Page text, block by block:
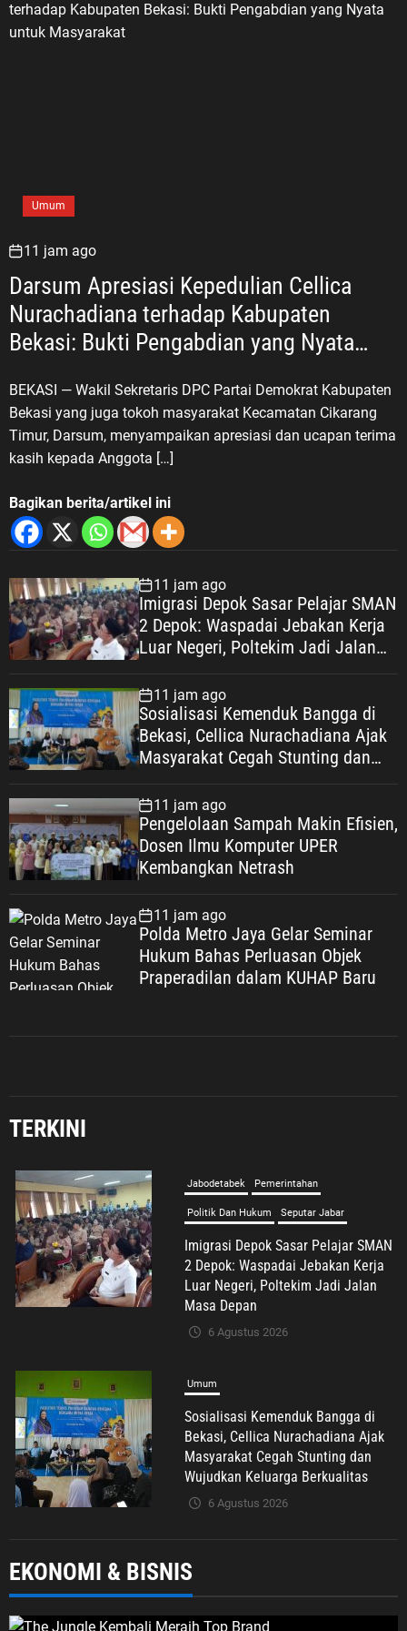
Umum
11 jam ago
Darsum Apresiasi Kepedulian Cellica
Nurachadiana terhadap Kabupaten
Bekasi: Bukti Pengabdian yang Nyata
BEKASI — Wakil Sekretaris DPC Partai Demokrat Kabupaten
Bekasi yang juga tokoh masyarakat Kecamatan Cikarang
Timur, Darsum, menyampaikan apresiasi dan ucapan terima
kasih kepada Anggota […]
Bagikan berita/artikel ini
11 jam ago
Imigrasi Depok Sasar Pelajar SMAN
2 Depok: Waspadai Jebakan Kerja
Luar Negeri, Poltekim Jadi Jalan
11 jam ago
Sosialisasi Kemenduk Bangga di
Bekasi, Cellica Nurachadiana Ajak
Masyarakat Cegah Stunting dan
11 jam ago
Pengelolaan Sampah Makin Efisien,
Dosen Ilmu Komputer UPER
Kembangkan Netrash
11 jam ago
Polda Metro Jaya Gelar Seminar
Hukum Bahas Perluasan Objek
Praperadilan dalam KUHAP Baru
TERKINI
Umum
Sosialisasi Kemenduk Bangga di
Bekasi, Cellica Nurachadiana Ajak
Masyarakat Cegah Stunting dan
Wujudkan Keluarga Berkualitas
6 Agustus 2026
Advertorial
Pengelolaan Sampah Makin Efisien,
Dosen Ilmu Komputer UPER
Kembangkan Netrash
Nasional
Polda Metro Jaya Gelar Seminar
Hukum Bahas Perluasan Objek
EKONOMI & BISNIS